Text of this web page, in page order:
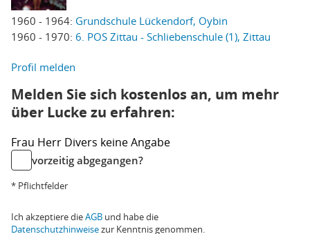
1960 - 1964: Grundschule Lückendorf, Oybin
1960 - 1970: 6. POS Zittau - Schliebenschule (1), Zittau
Profil melden
Melden Sie sich kostenlos an, um mehr
über Lucke zu erfahren:
Frau Herr Divers keine Angabe
vorzeitig abgegangen?
* Pflichtfelder
Ich akzeptiere dieAGB und habe die
Datenschutzhinweisezur Kenntnis genommen.